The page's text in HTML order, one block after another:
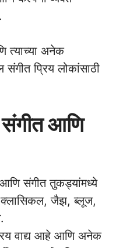
त्याच्या अनेक
संगीत प्रिय लोकांसाठी
संगीत आणि
संगीत तुकड्यांमध्ये
जैझ, ब्लूज,
वाद्य आहे आणि अनेक